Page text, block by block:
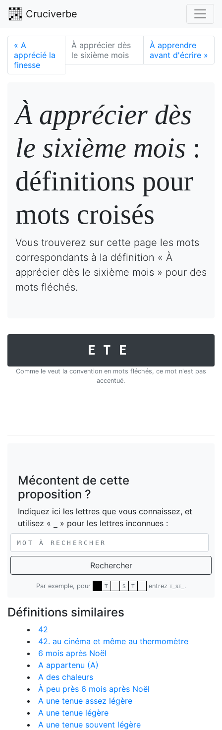
Cruciverbe
« A
apprécié la
finesse
À apprécier dès
le sixième mois
À apprendre
avant d'écrire »
À apprécier dès
le sixième mois :
définitions pour
mots croisés
Vous trouverez sur cette page les mots
correspondants à la définition « À
apprécier dès le sixième mois » pour des
mots fléchés.
ETE
Comme le veut la convention en mots fléchés, ce mot n'est pas
accentué.
Mécontent de cette
proposition ?
Indiquez ici les lettres que vous connaissez, et
utilisez «
» pour les lettres inconnues :
Rechercher
Par exemple, pour T S T entrez T_ST_ .
Définitions similaires
42
42. au cinéma et même au thermomètre
6 mois après Noël
A appartenu (A)
A des chaleurs
À peu près 6 mois après Noël
A une tenue assez légère
A une tenue légère
A une tenue souvent légère